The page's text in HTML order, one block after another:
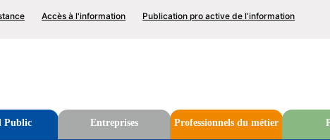
Accès à l'information Publication pro active de l’information
Rechercher
Public Entreprises Professionnels du métier